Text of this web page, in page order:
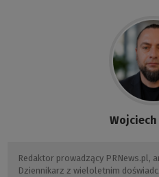
Redaktor prowadzący PRNews.pl,
Dziennikarz z wieloletnim